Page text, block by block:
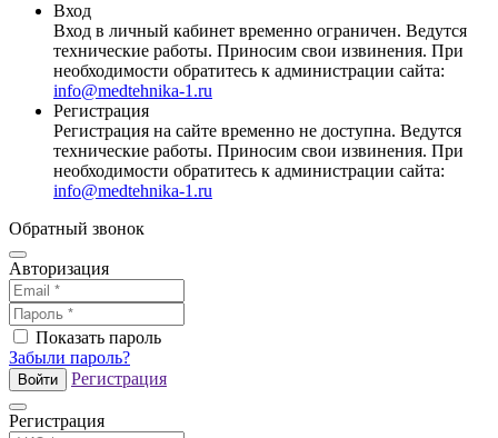
Вход
Вход в личный кабинет временно ограничен. Ведутся
технические работы. Приносим свои извинения. При
необходимости обратитесь к администрации сайта:
info@medtehnika-1.ru
Регистрация
Регистрация на сайте временно не доступна. Ведутся
технические работы. Приносим свои извинения. При
необходимости обратитесь к администрации сайта:
info@medtehnika-1.ru
Обратный звонок
Авторизация
Показать пароль
Забыли пароль?
Войти Регистрация
Регистрация